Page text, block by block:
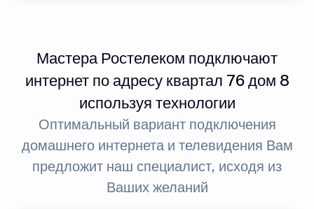
Мастера Ростелеком подключают
интернет по адресу квартал 76 дом 8
используя технологии
Оптимальный вариант подключения
домашнего интернета и телевидения Вам
предложит наш специалист, исходя из
Ваших желаний